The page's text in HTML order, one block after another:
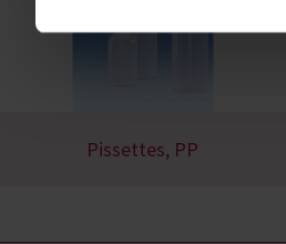
Pissettes, PP